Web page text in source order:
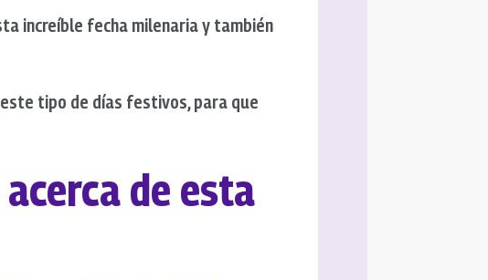
increíble fecha milenaria y también
tipo de días festivos, para que
de esta